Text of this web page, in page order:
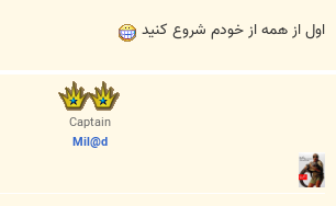
اول از همه از خودم شروع کنید
Captain
Mil@d